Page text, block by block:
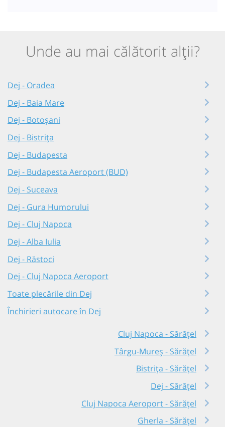
Unde au mai călătorit alții?
Dej - Oradea
Dej - Baia Mare
Dej - Botoșani
Dej - Bistrița
Dej - Budapesta
Dej - Budapesta Aeroport (BUD)
Dej - Suceava
Dej - Gura Humorului
Dej - Cluj Napoca
Dej - Alba Iulia
Dej - Răstoci
Dej - Cluj Napoca Aeroport
Toate plecările din Dej
Închirieri autocare în Dej
Cluj Napoca - Sărățel
Târgu-Mureș - Sărățel
Bistrița - Sărățel
Dej - Sărățel
Cluj Napoca Aeroport - Sărățel
Gherla - Sărățel